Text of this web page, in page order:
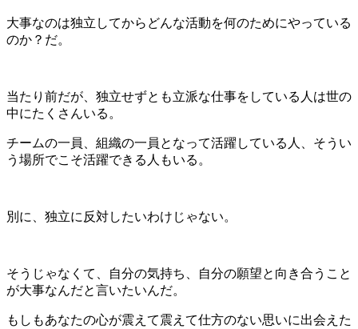
大事なのは独立してからどんな活動を何のためにやっている
のか？だ。
当たり前だが、独立せずとも立派な仕事をしている人は世の
中にたくさんいる。
チームの一員、組織の一員となって活躍している人、そうい
う場所でこそ活躍できる人もいる。
別に、独立に反対したいわけじゃない。
そうじゃなくて、自分の気持ち、自分の願望と向き合うこと
が大事なんだと言いたいんだ。
もしもあなたの心が震えて震えて仕方のない思いに出会えた